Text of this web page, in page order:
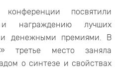
посвятили
награждению лучших
и денежными премиями. В
третье место заняла
о синтезе и свойствах